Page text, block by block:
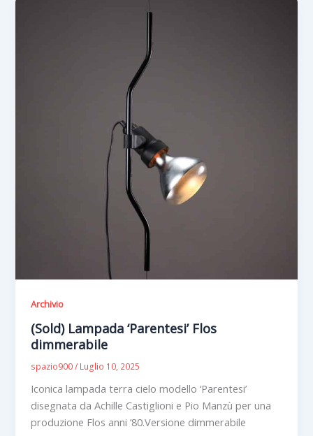
Archivio
(Sold) Lampada ‘Parentesi’ Flos
dimmerabile
spazio900/ Luglio 10, 2025
Iconica lampada terra cielo modello ‘Parentesi’
disegnata da Achille Castiglioni e Pio Manzù per una
produzione Flos anni ’80.Versione dimmerabile